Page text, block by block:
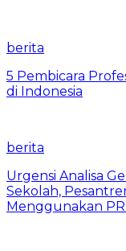
berita
5 Pembicara
di Indonesia
berita
Urgensi Analisa
Sekolah,
Menggunakan